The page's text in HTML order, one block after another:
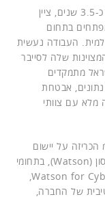
צוקר, המשמש בתפקידו כמנהל שיווק ביבמ מזה כ-3.5 שנים, ציין
בתחום
העבודה נעשית
שלה לסייבר
מתמקדים
נתונים, אבטחת
מלא עם צוותי
על יישום
חדש של מערכת המחשוב הקוגניטיבי שלה, ווטסון (Watson), בתחומי
הגנת הסייבר. המערכת החדשה, Watson for Cyber Security,
של החברה,